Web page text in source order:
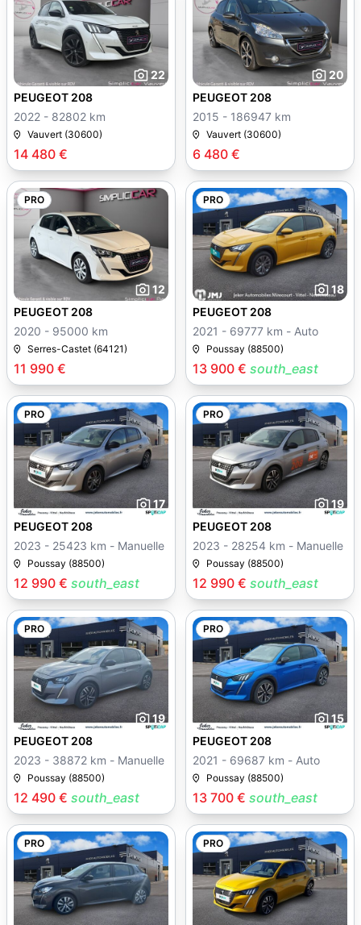
22
14 480 €
PEUGEOT 208
2022 - 82802 km
Vauvert (30600)
20
6 480 €
PEUGEOT 208
2015 - 186947 km
Vauvert (30600)
PRO
12
11 990 €
PEUGEOT 208
2020 - 95000 km
Serres-Castet (64121)
PRO
18
13 900 € south_east
PEUGEOT 208
2021 - 69777 km - Auto
Poussay (88500)
PRO
17
12 990 € south_east
PEUGEOT 208
2023 - 25423 km - Manuelle
Poussay (88500)
PRO
19
12 990 € south_east
PEUGEOT 208
2023 - 28254 km - Manuelle
Poussay (88500)
PRO
19
12 490 € south_east
PEUGEOT 208
2023 - 38872 km - Manuelle
Poussay (88500)
PRO
15
13 700 € south_east
PEUGEOT 208
2021 - 69687 km - Auto
Poussay (88500)
PRO PRO